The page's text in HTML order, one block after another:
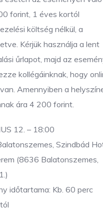
forint, 1 éves kortól
költség nélkül, a
Kérjük használja a lent
űrlapot, majd az
kollégáinknak, hogy
Amennyiben a
ára 4 200 forint.
12. – 18:00
Szindbád
(8636 Balatonszemes,
időtartama: Kb. 60 perc